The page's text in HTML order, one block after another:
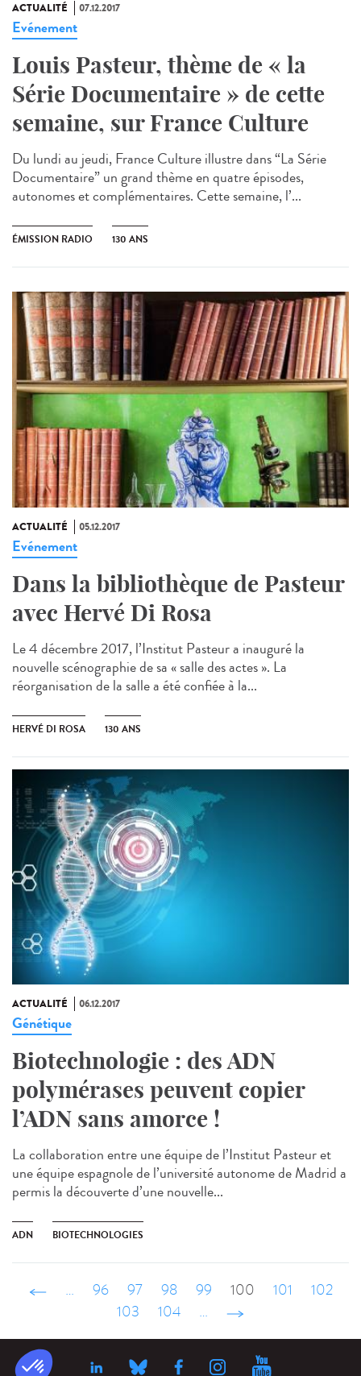
ACTUALITÉ 07.12.2017
Evénement
Louis Pasteur, thème de « la
Série Documentaire » de cette
semaine, sur France Culture
Du lundi au jeudi, France Culture illustre dans “La Série
Documentaire” un grand thème en quatre épisodes,
autonomes et complémentaires. Cette semaine, l’...
ÉMISSION RADIO 130 ANS
ACTUALITÉ 05.12.2017
Evénement
Dans la bibliothèque de Pasteur
avec Hervé Di Rosa
Le 4 décembre 2017, l’Institut Pasteur a inauguré la
nouvelle scénographie de sa « salle des actes ». La
réorganisation de la salle a été confiée à la...
HERVÉ DI ROSA 130 ANS
ACTUALITÉ 06.12.2017
Génétique
Biotechnologie : des ADN
polymérases peuvent copier
l’ADN sans amorce !
La collaboration entre une équipe de l’Institut Pasteur et
une équipe espagnole de l’université autonome de Madrid a
permis la découverte d’une nouvelle...
ADN BIOTECHNOLOGIES
‹ précédent
… 96 97 98 99 100 101
102
103
104 … suivant ›